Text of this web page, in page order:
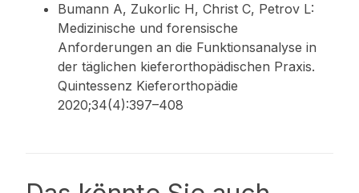
Bumann A, Zukorlic H, Christ C, Petrov L:
Medizinische und forensische
Anforderungen an die Funktionsanalyse in
der täglichen kieferorthopädischen Praxis.
Quintessenz Kieferorthopädie
2020;34(4):397–408